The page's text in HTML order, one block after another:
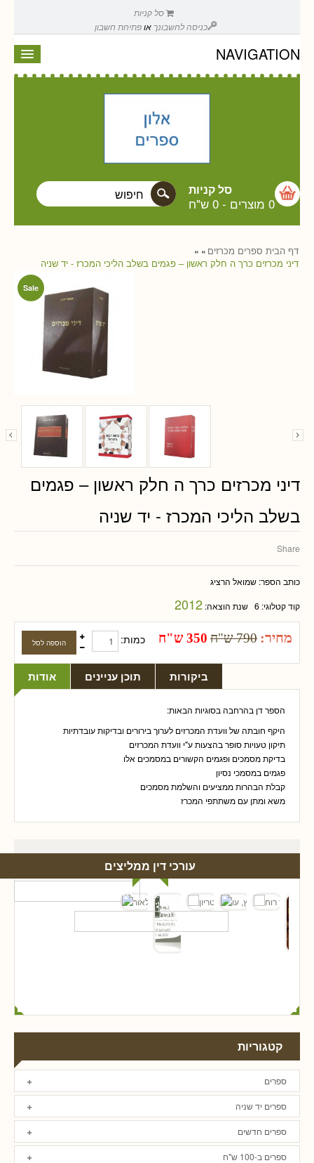
סל קניות
כניסה לחשבונך אופתיחת חשבון
NAVIGATION
סל קניות
0 מוצרים - 0 ש"ח
דף הבית » ספרים מכרזים »
דיני מכרזים כרך ה חלק ראשון – פגמים בשלב הליכי המכרז - יד שניה
Sale
דיני מכרזים כרך ה חלק ראשון – פגמים
בשלב הליכי המכרז - יד שניה
Share
כותב הספר: שמואל הרציג
קוד קטלוגי: 6 שנת הוצאה: 2012
מחיר: 790 ש"ח 350 ש"ח כמות:
אודות תוכן עניינים ביקורות
הספר דן בהרחבה בסוגיות הבאות:
היקף חובתה של וועדת המכרזים לערוך בירורים ובדיקות עובדתיות
תיקון טעויות סופר בהצעות ע"י וועדת המכרזים
בדיקת מסמכים ופגמים הקשורים במסמכים אלו
פגמים במסמכי נסיון
קבלת הבהרות ממציעים והשלמת מסמכים
משא ומתן עם משתתפי המכרז
עורכי דין ממליצים
קטגוריות
ספרים
ספרים יד שניה
ספרים חדשים
ספרים ב-100 ש"ח